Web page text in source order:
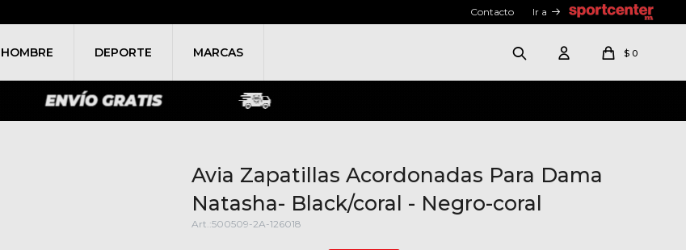
HOMBRE DEPORTE MARCAS $ 0
Contacto Ir a
Avia Zapatillas Acordonadas Para Dama
Natasha- Black/coral - Negro-coral
500509-2A-126018